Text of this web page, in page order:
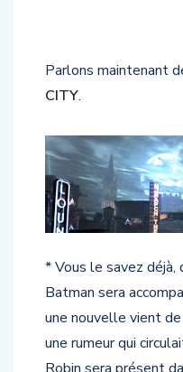
Parlons maintenant de
* Vous le savez
Batman sera
une nouvelle vient
une rumeur qui